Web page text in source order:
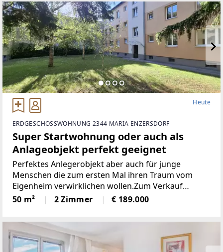
Heute
ERDGESCHOSSWOHNUNG 2344 MARIA ENZERSDORF
Super Startwohnung oder auch als
Anlageobjekt perfekt geeignet
Perfektes Anlegerobjekt aber auch für junge
Menschen die zum ersten Mal ihren Traum vom
Eigenheim verwirklichen wollen.Zum Verkauf
gelangt eine wunderschöne, sehr gepflegte, 2025
sanierte 2-Zimmer Eigentumswohnung. Diese tolle
50 m² 2 Zimmer € 189.000